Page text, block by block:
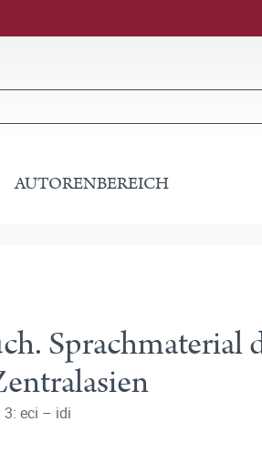
AUTORENBEREICH
Sprachmaterial
3: eci – idi